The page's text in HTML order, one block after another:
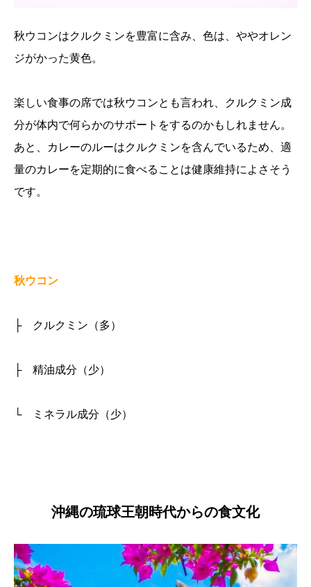
秋ウコンはクルクミンを豊富に含み、色は、ややオレン
ジがかった黄色。
楽しい食事の席では秋ウコンとも言われ、クルクミン成
分が体内で何らかのサポートをするのかもしれません。
あと、カレーのルーはクルクミンを含んでいるため、適
量のカレーを定期的に食べることは健康維持によさそう
です。
秋ウコン
├ クルクミン（多）
├ 精油成分（少）
└ ミネラル成分（少）
沖縄の琉球王朝時代からの食文化